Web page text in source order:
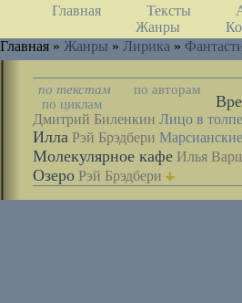
Главная Тексты
Жанры
Главная » Жанры » Лирика »
по текстам
по авторам
по циклам
Дмитрий Биленкин Лицо в толпе
Илла Рэй Брэдбери
Молекулярное кафе Илья
Озеро Рэй Брэдбери